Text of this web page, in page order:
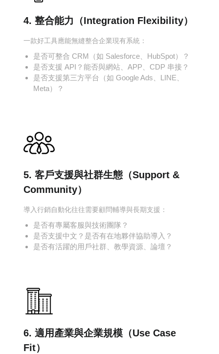
4. 整合能力（Integration Flexibility）
一款好工具應能無縫整合企業現有系統：
是否可整合 CRM（如 Salesforce、HubSpot）？
是否支援 API？能否與網站、APP、CDP 串接？
是否支援第三方平台（如 Google Ads、LINE、
Meta）？
5. 客戶支援與社群生態（Support &
Community）
導入行銷自動化往往需要顧問輔導與長期支援：
是否有專屬客服與技術團隊？
是否支援中文？是否有在地夥伴協助導入？
是否有活躍的用戶社群、教學資源、論壇？
6. 適用產業與企業規模（Use Case
Fit）